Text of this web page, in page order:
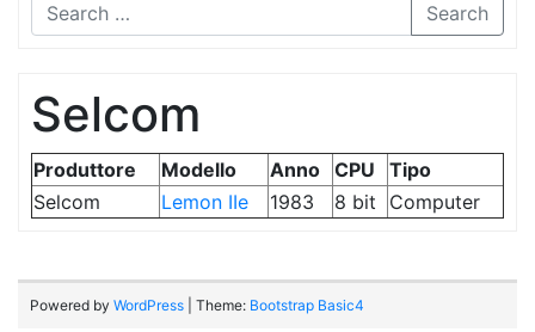
Search
Selcom
Produttore Modello Anno CPU
Tipo
Selcom
Lemon IIe 1983 8 bit Computer
Powered by WordPress | Theme: Bootstrap Basic4